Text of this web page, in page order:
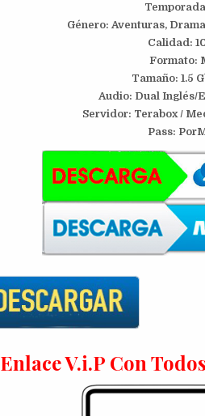
Género: Aventuras,
Calidad:
Formato:
Tamaño: 1.5
Audio: Dual Inglés/
Servidor: Terabox /
Pass:
Enlace V.i.P Con